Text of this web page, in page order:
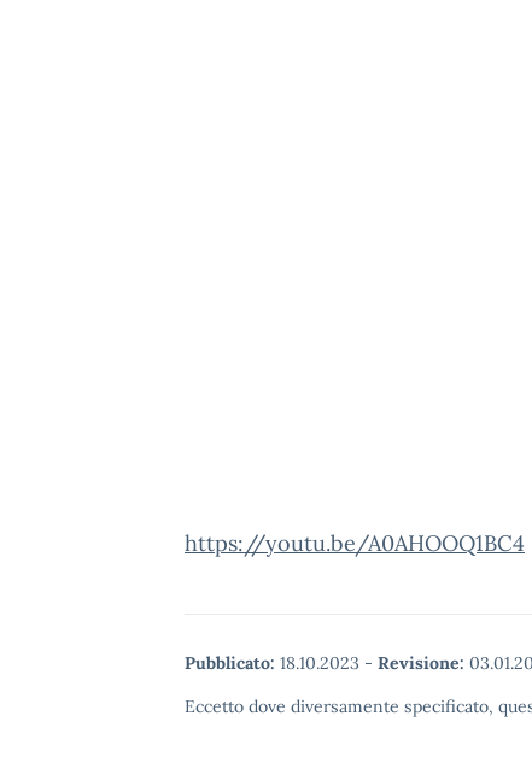
https://youtu.be/A0AHOOQ1BC4
Pubblicato: 18.10.2023 - Revisione:
Eccetto dove diversamente specificato,